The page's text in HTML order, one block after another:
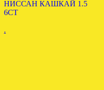
НИССАН КАШКАЙ 1.5
6СТ
.